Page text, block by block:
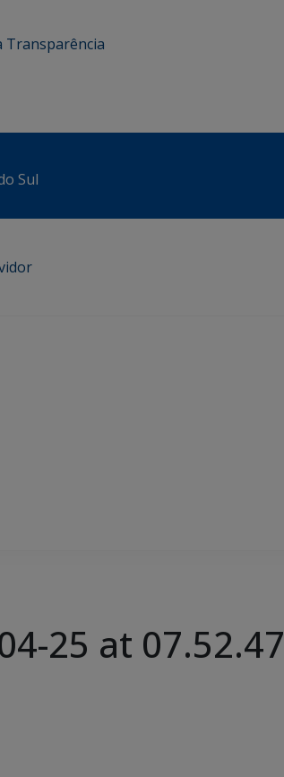
Transparência
Sul
25 at 07.52.47